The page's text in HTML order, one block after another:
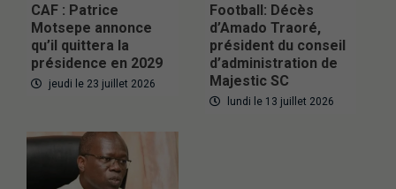
CAF : Patrice
Motsepe annonce
qu’il quittera la
présidence en 2029
jeudi le 23 juillet 2026
Football: Décès
d’Amado Traoré,
président du conseil
d’administration de
Majestic SC
lundi le 13 juillet 2026